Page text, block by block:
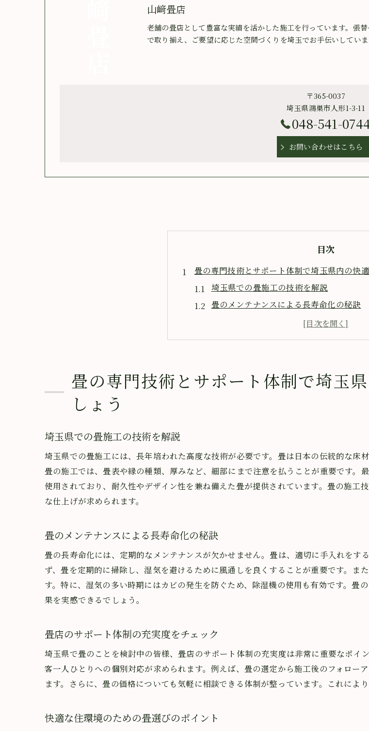
山﨑畳店
老舗の畳店として豊富な実績を活かした施工を行っています。張
で取り揃え、ご要望に応じた空間づくりを埼玉でお手伝いしていま
〒365-0037
埼玉県鴻巣市人形1-3-11
048-541-
お問い合わせはこちら
目次
畳の専門技術とサポート体制で埼玉県内の快
埼玉県での畳施工の技術を解説
畳のメンテナンスによる長寿命化の秘訣
畳店のサポート体制の充実度をチェック
快適な住環境のための畳選びのポイント
埼玉県内での畳に関する相談事例
埼玉県で畳の価格やメンテナンスに関するお
オンライン相談窓口での相談方法
埼玉県内の畳店の比較と選び方
畳に関する専門家のアドバイスを活用す
新しい畳の種類とその特徴
埼玉県内での施工例を紹介
畳のトラブルシューティングと解決策
新調した畳のメリットとデメリット
埼玉県での畳相談窓口の使い方
専門スタッフによる無料相談の内容
相談前に準備しておくこと
畳の専門技術とサポート体制で埼玉
しょう
埼玉県での畳施工の技術を解説
埼玉県での畳施工には、長年培われた高度な技術が必要です。畳は日本の伝統的な床
畳の施工では、畳表や縁の種類、厚みなど、細部にまで注意を払うことが重要です。
使用されており、耐久性やデザイン性を兼ね備えた畳が提供されています。畳の施工
な仕上げが求められます。
畳のメンテナンスによる長寿命化の秘訣
畳の長寿命化には、定期的なメンテナンスが欠かせません。畳は、適切に手入れをす
ず、畳を定期的に掃除し、湿気を避けるために風通しを良くすることが重要です。ま
す。特に、湿気の多い時期にはカビの発生を防ぐため、除湿機の使用も有効です。畳
果を実感できるでしょう。
畳店のサポート体制の充実度をチェック
埼玉県で畳のことを検討中の皆様、畳店のサポート体制の充実度は非常に重要なポイ
客一人ひとりへの個別対応が求められます。例えば、畳の選定から施工後のフォロー
ます。さらに、畳の価格についても気軽に相談できる体制が整っています。これによ
快適な住環境のための畳選びのポイント